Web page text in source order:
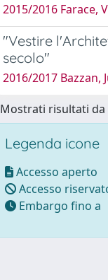
2015/2016 Farace,
"Vestire
secolo"
2016/2017 Bazzan,
Mostrati risultati da
Legenda icone
Accesso aperto
Accesso
Embargo fino a